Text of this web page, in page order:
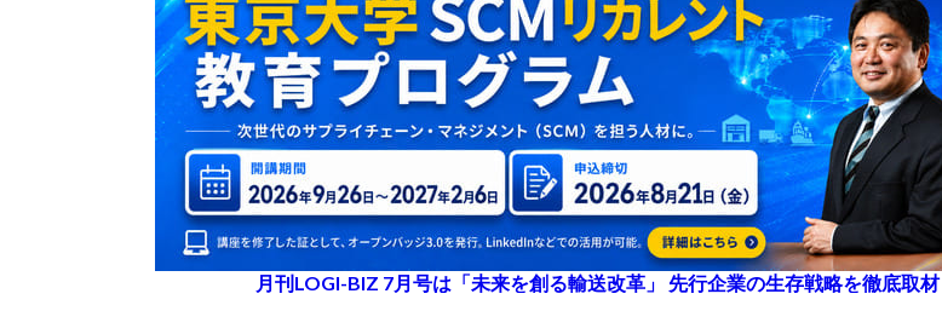
月刊LOGI-BIZ 7月号は「未来を創る輸送改革」 先行企業の生存戦略を徹底取材